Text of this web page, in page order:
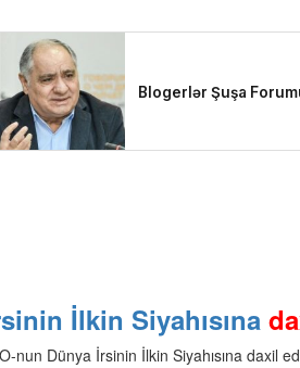
İlkin Siyahısına
nun Dünya İrsinin İlkin Siyahısına daxil